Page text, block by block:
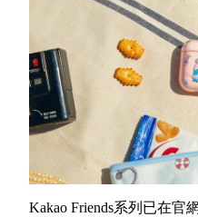
Kakao Friends系列已在官